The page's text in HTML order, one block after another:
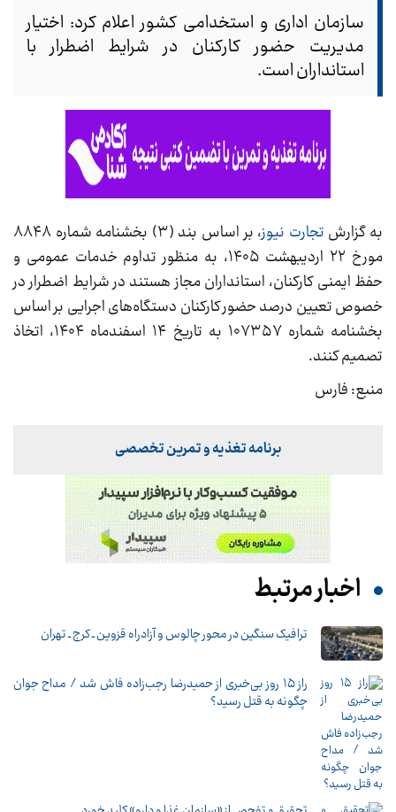
سازمان اداری و استخدامی کشور اعلام کرد: اختیار
مدیریت حضور کارکنان در شرایط اضطرار با
استانداران است.
به گزارش تجارت نیوز
، بر اساس بند (۳) بخشنامه شماره ۸۸۴۸
مورخ ۲۲ اردیبهشت ۱۴۰۵، به منظور تداوم خدمات عمومی و
حفظ ایمنی کارکنان، استانداران مجاز هستند در شرایط اضطرار در
خصوص تعیین درصد حضور کارکنان دستگاه‌های اجرایی بر اساس
بخشنامه شماره ۱۰۷۳۵۷ به تاریخ ۱۴ اسفندماه ۱۴۰۴، اتخاذ
تصمیم کنند.
منبع: فارس
برنامه تغذیه و تمرین تخصصی
اخبار مرتبط
ترافیک سنگین در محور چالوس و آزادراه قزوین ـ کرج ـ تهران
راز ۱۵ روز بی‌خبری از حمیدرضا رجب‌زاده فاش شد / مداح جوان
چگونه به قتل رسید؟